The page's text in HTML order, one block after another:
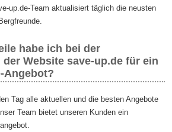
up.de-Team aktualisiert täglich die neusten
habe ich bei der
der Website save-up.de für ein
Angebot?
Tag alle aktuellen und die besten Angebote
Team bietet unseren Kunden ein